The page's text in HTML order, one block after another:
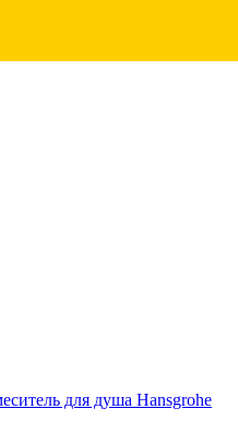
для душа Hansgrohe